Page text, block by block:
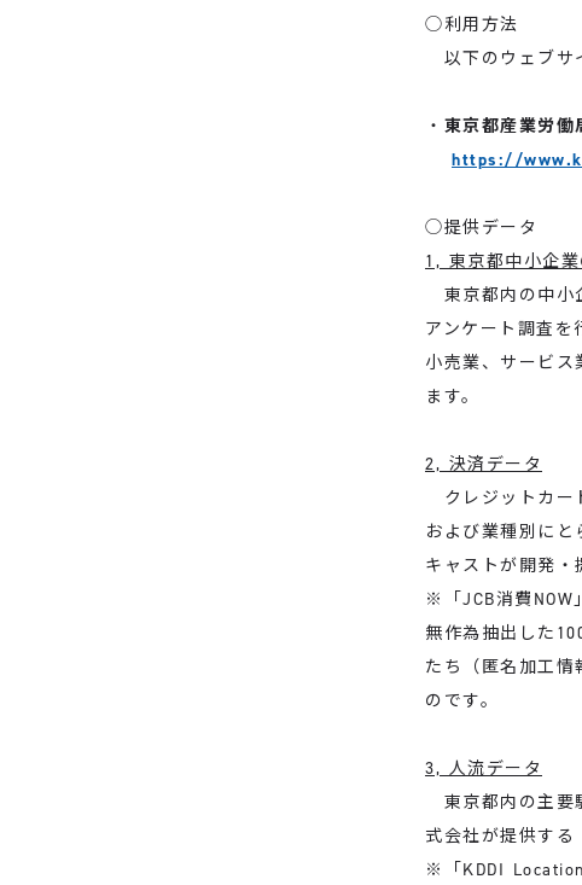
◯利用方法
以下のウェブサ
・ 東京都産業労働
https://
◯提供データ
1, 東京都中小企業
東京都内の中小
アンケート調査を
小売業、サービス
ます。
2, 決済データ
クレジットカー
および業種別に
キャストが開発・
※「JCB消費NOW
無作為抽出した
たち（匿名加工情
のです。
3, 人流データ
東京都内の主要
式会社が提供する
※「KDDI